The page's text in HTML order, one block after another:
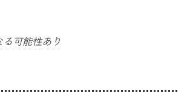
可能性あり